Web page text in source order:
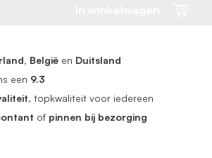
België en Duitsland
een 9.3
, topkwaliteit voor iedereen
of pinnen bij bezorging